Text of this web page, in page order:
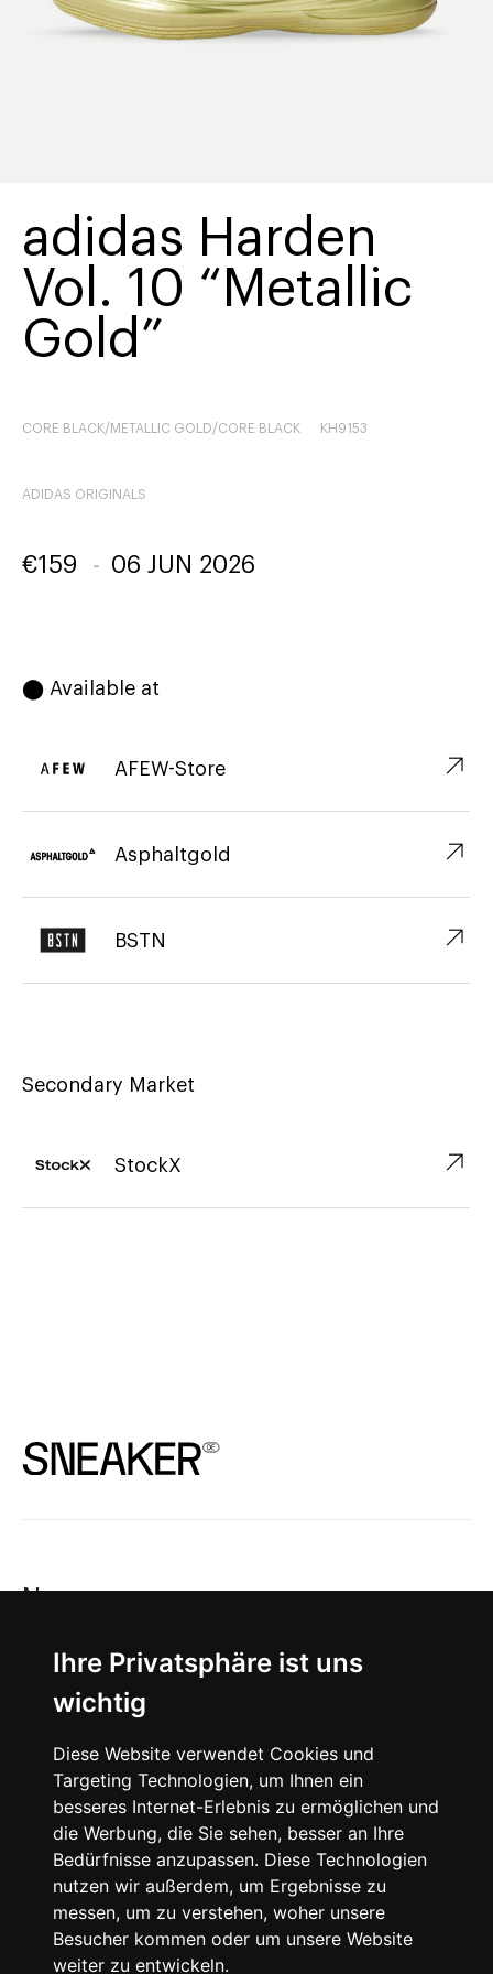
Ihre Privatsphäre ist uns
wichtig
Diese Website verwendet Cookies und
Targeting Technologien, um Ihnen ein
besseres Internet-Erlebnis zu ermöglichen und
die Werbung, die Sie sehen, besser an Ihre
Bedürfnisse anzupassen. Diese Technologien
nutzen wir außerdem, um Ergebnisse zu
messen, um zu verstehen, woher unsere
Besucher kommen oder um unsere Website
weiter zu entwickeln.
adidas Harden
Vol. 10 “Metallic
Gold”
CORE BLACK/METALLIC GOLD/CORE BLACK KH9153
ADIDAS ORIGINALS
€159 - 06 JUN 2026
⬤ Available at
AFEW-Store ↗︎
Asphaltgold ↗︎
BSTN ↗︎
Secondary Market
StockX ↗︎
News
About
Instagram
Facebook
© 2024 SNEAKERᴰᴱ, All rights reserved.